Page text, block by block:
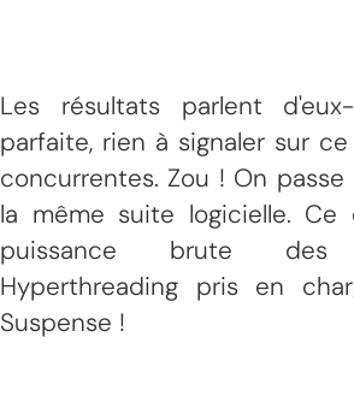
Les résultats parlent
parfaite, rien à signaler sur
concurrentes. Zou ! On passe
la même suite logicielle.
puissance brute
Hyperthreading pris en
Suspense !